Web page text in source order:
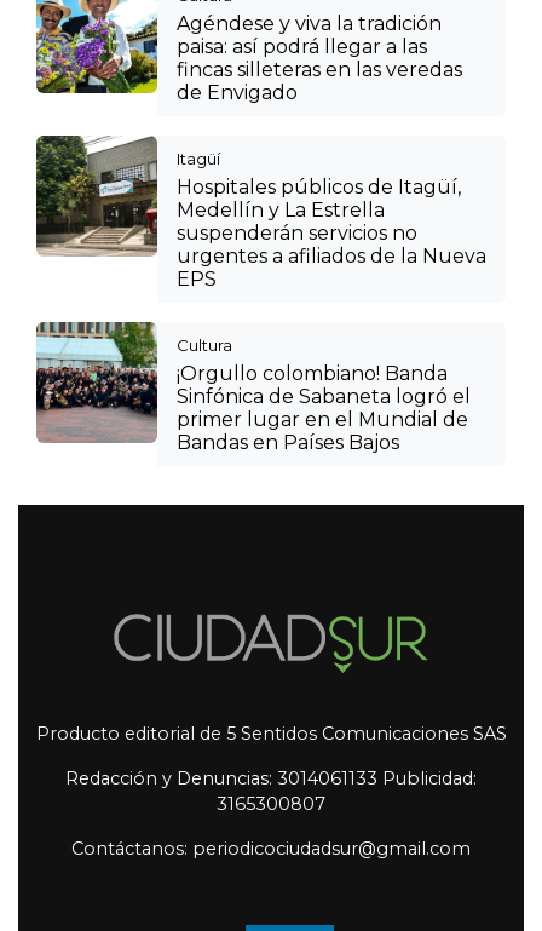
Agéndese y viva la tradición
paisa: así podrá llegar a las
fincas silleteras en las veredas
de Envigado
Itagüí
Hospitales públicos de Itagüí,
Medellín y La Estrella
suspenderán servicios no
urgentes a afiliados de la Nueva
EPS
Cultura
¡Orgullo colombiano! Banda
Sinfónica de Sabaneta logró el
primer lugar en el Mundial de
Bandas en Países Bajos
Producto editorial de 5 Sentidos Comunicaciones SAS
Redacción y Denuncias: 3014061133 Publicidad:
3165300807
Contáctanos: periodicociudadsur@gmail.com